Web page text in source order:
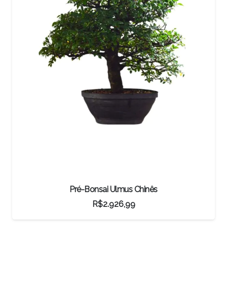
Pré-Bonsai Ulmus Chinês
R$2.926,99